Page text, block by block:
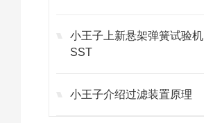
小王子上新悬架弹簧试验机
SST
小王子介绍过滤装置原理